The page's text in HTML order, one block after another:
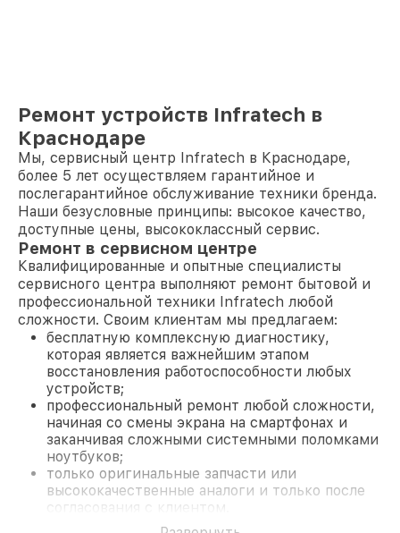
Ремонт устройств Infratech в
Краснодаре
Мы, сервисный центр Infratech в Краснодаре,
более 5 лет осуществляем гарантийное и
послегарантийное обслуживание техники бренда.
Наши безусловные принципы: высокое качество,
доступные цены, высококлассный сервис.
Ремонт в сервисном центре
Квалифицированные и опытные специалисты
сервисного центра выполняют ремонт бытовой и
профессиональной техники Infratech любой
сложности. Своим клиентам мы предлагаем:
бесплатную комплексную диагностику,
которая является важнейшим этапом
восстановления работоспособности любых
устройств;
профессиональный ремонт любой сложности,
начиная со смены экрана на смартфонах и
заканчивая сложными системными поломками
ноутбуков;
только оригинальные запчасти или
высококачественные аналоги и только после
согласования с клиентом.
На все работы и замененные комплектующие